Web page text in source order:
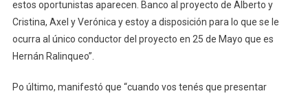
estos oportunistas aparecen. Banco al proyecto de Alberto y
Cristina, Axel y Verónica y estoy a disposición para lo que se le
ocurra al único conductor del proyecto en 25 de Mayo que es
Hernán Ralinqueo”.
Po último, manifestó que “cuando vos tenés que presentar